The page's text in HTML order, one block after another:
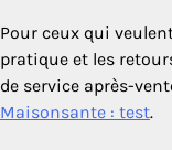
Pour ceux qui
pratique et les
de service après-
Maisonsante : test.